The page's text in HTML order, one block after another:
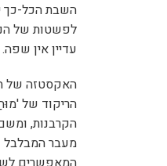
השבת הכל-כך
לפשטות של
עדיין אין שפה.
האקסטזה של
הריקוד של
הקרבנות,
מעבר המבלבל